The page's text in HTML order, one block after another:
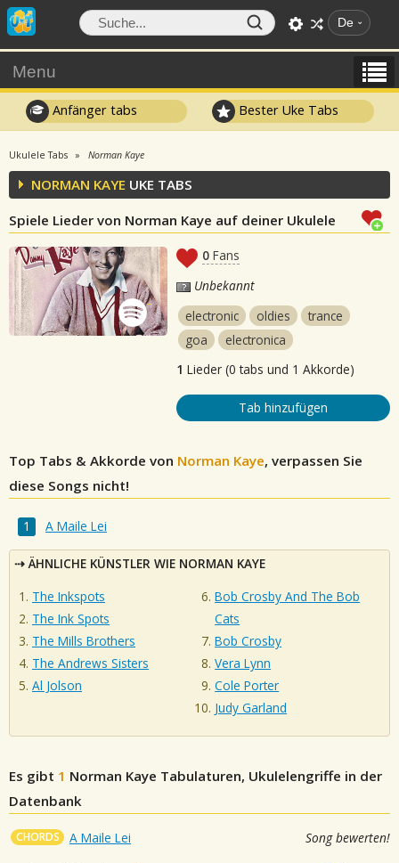
De
Menu
Anfänger tabs Bester Uke Tabs
Ukulele Tabs Norman Kaye
NORMAN KAYE UKE TABS
Spiele Lieder von Norman Kaye auf deiner Ukulele
0 Fans
Unbekannt
electronic
oldies
trance
goa
electronica
1 Lieder (0 tabs und 1 Akkorde)
Tab hinzufügen
Top Tabs & Akkorde von Norman Kaye, verpassen Sie
diese Songs nicht!
A Maile Lei
ÄHNLICHE KÜNSTLER WIE NORMAN KAYE
The Inkspots
The Ink Spots
The Mills Brothers
The Andrews Sisters
Al Jolson
Bob Crosby And The Bob
Cats
Bob Crosby
Vera Lynn
Cole Porter
Judy Garland
Es gibt 1 Norman Kaye Tabulaturen, Ukulelengriffe in der
Datenbank
CHORDS A Maile Lei Song bewerten!